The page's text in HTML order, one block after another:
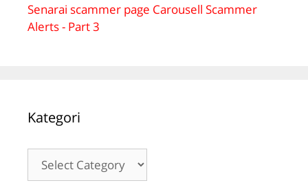
Senarai scammer page Carousell Scammer
Alerts - Part 3
Kategori